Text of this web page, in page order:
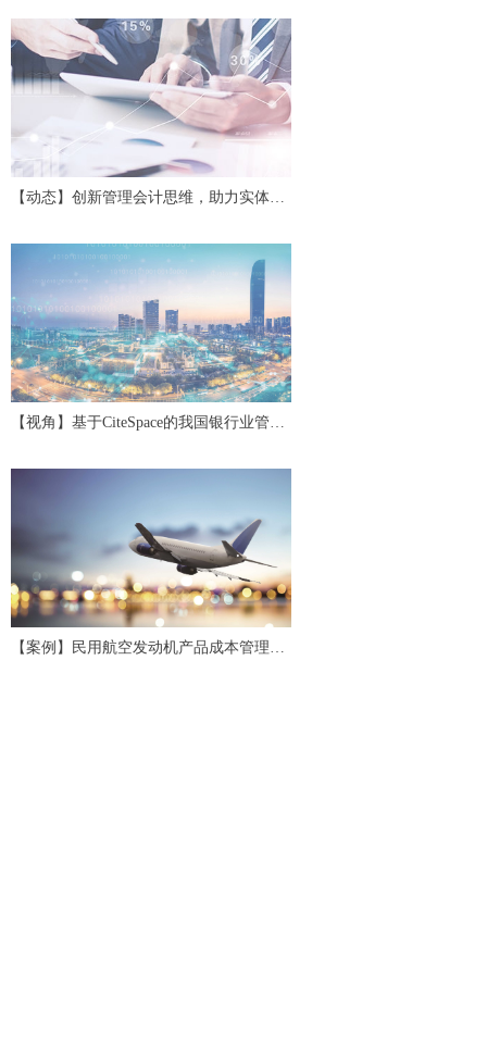
【动态】创新管理会计思维，助力实体经
计沙龙
【视角】基于CiteSpace的我国银行业管理
【案例】民用航空发动机产品成本管理应